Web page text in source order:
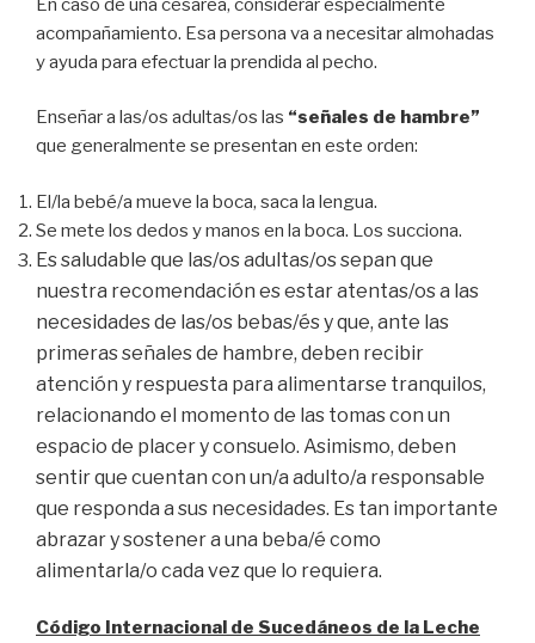
En caso de una cesárea, considerar especialmente
acompañamiento. Esa persona va a necesitar almohadas
y ayuda para efectuar la prendida al pecho.
Enseñar a las/os adultas/os las “señales de hambre”
que generalmente se presentan en este orden:
El/la bebé/a mueve la boca, saca la lengua.
Se mete los dedos y manos en la boca. Los succiona.
Es saludable que las/os adultas/os sepan que
nuestra recomendación es estar atentas/os a las
necesidades de las/os bebas/és y que, ante las
primeras señales de hambre, deben recibir
atención y respuesta para alimentarse tranquilos,
relacionando el momento de las tomas con un
espacio de placer y consuelo. Asimismo, deben
sentir que cuentan con un/a adulto/a responsable
que responda a sus necesidades. Es tan importante
abrazar y sostener a una beba/é como
alimentarla/o cada vez que lo requiera.
Código Internacional de Sucedáneos de la Leche